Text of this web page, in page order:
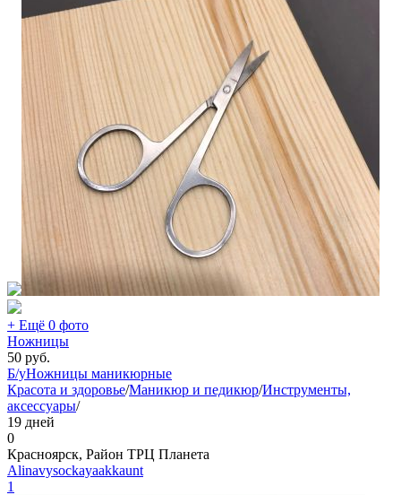
+ Ещё 0 фото
Ножницы
50 руб.
Б/уНожницы маникюрные
Красота и здоровье/Маникюр и педикюр/Инструменты,
аксессуары/
19 дней
0
Красноярск, Район ТРЦ Планета
Alinavysockayaakkaunt
1